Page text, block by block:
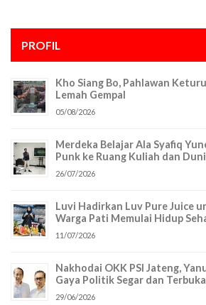
PROFIL
Kho Siang Bo, Pahlawan
Lemah Gempal
05/08/2026
Merdeka Belajar Ala Syafiq
Punk ke Ruang Kuliah dan
26/07/2026
Luvi Hadirkan Luv Pure Juice
Warga Pati Memulai Hidup
11/07/2026
Nakhodai OKK PSI Jateng,
Gaya Politik Segar dan
29/06/2026